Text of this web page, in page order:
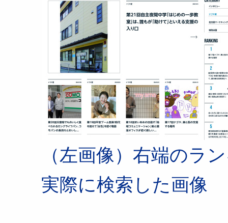
（左画像）右端のラ
実際に検索した画像